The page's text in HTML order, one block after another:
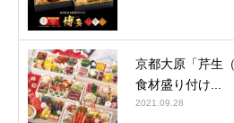
京都大原「芹生
食材盛り付け...
2021.09.28